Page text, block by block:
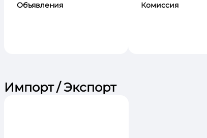
Объявления Комиссия
Импорт / Экспорт